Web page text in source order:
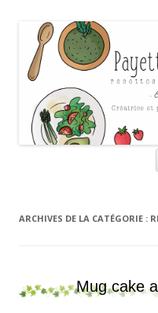
Payette cuisine
ARCHIVES DE LA CATÉGORIE :
Mug cake